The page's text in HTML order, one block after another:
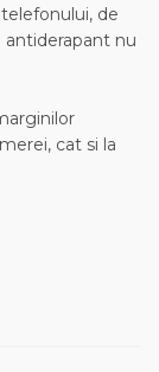
de
antiderapant nu
cat si la